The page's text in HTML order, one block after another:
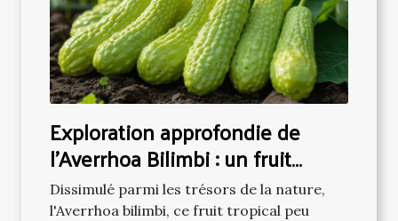
Exploration approfondie de
l'Averrhoa Bilimbi : un fruit
tropical méconnu
Dissimulé parmi les trésors de la nature,
l'Averrhoa bilimbi, ce fruit tropical peu